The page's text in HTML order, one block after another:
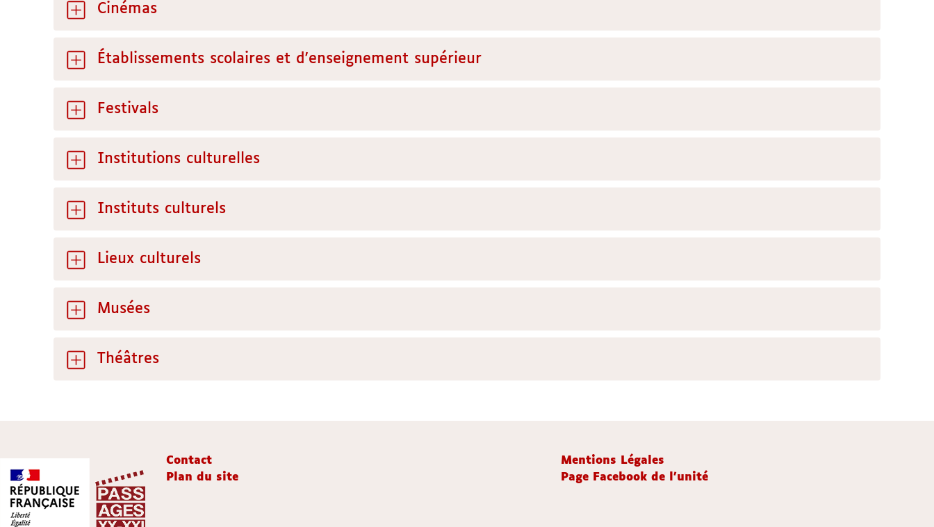
Cinémas
Établissements scolaires et d'enseignement supérieur
Festivals
Institutions culturelles
Instituts culturels
Lieux culturels
Musées
Théâtres
Contact
Mentions Légales
Plan du site
Page Facebook de l'unité